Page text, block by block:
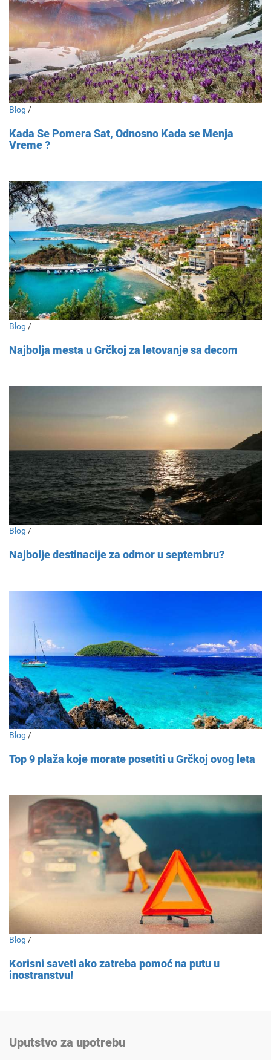
Blog /
Kada Se Pomera Sat, Odnosno Kada se Menja
Vreme ?
Blog /
Najbolja mesta u Grčkoj za letovanje sa decom
Blog /
Najbolje destinacije za odmor u septembru?
Blog /
Top 9 plaža koje morate posetiti u Grčkoj ovog leta
Blog /
Korisni saveti ako zatreba pomoć na putu u
inostranstvu!
Uputstvo za upotrebu